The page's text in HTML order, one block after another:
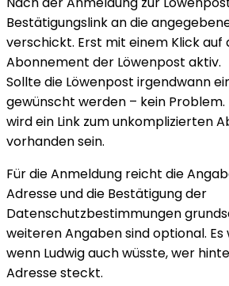
Bestätigungslink an die
verschickt. Erst mit einem Klick auf
Abonnement der Löwenpost aktiv.
Sollte die Löwenpost irgendwann
gewünscht werden – kein
wird ein Link zum unkomplizierten
vorhanden sein.
Für die Anmeldung reicht die
Adresse und die Bestätigung der
Datenschutzbestimmungen
weiteren Angaben sind optional.
wenn Ludwig auch wüsste, wer
Adresse steckt.